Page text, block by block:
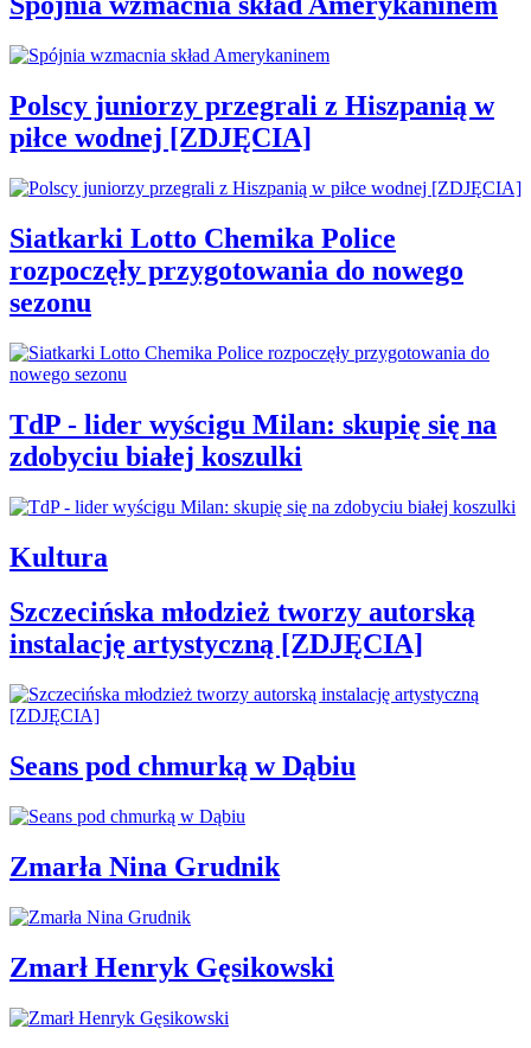
Polscy juniorzy przegrali z Hiszpanią w
piłce wodnej [ZDJĘCIA]
Siatkarki Lotto Chemika Police
rozpoczęły przygotowania do nowego
sezonu
TdP - lider wyścigu Milan: skupię się na
zdobyciu białej koszulki
Kultura
Szczecińska młodzież tworzy autorską
instalację artystyczną [ZDJĘCIA]
Seans pod chmurką w Dąbiu
Zmarła Nina Grudnik
Zmarł Henryk Gęsikowski